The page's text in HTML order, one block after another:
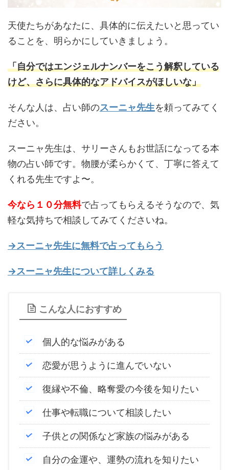
天使たちがあなたに、具体的に伝えたいと思ってい
ることを、明らかにしていきましょう。
「自分ではエンジェルナンバーをこう解釈している
けど、さらに具体的なアドバイスがほしいな」
そんな人は、占い師のスーニャ先生を頼ってみてく
ださい。
スーニャ先生は、サリーさんもお世話になってる本
物の占い師です。物腰が柔らかくて、丁寧に答えて
くれる先生ですよ〜。
今なら１０分無料で占ってもらえるそうなので、気
軽な気持ちで相談してみてくださいね。
→スーニャ先生に無料で占ってもらう
→スーニャ先生について詳しくみる
こんな人におすすめ
個人的な悩みがある
恋愛が思うように進んでいない
復縁や不倫、略奪愛の今後を知りたい
仕事や転職について相談したい
子供との関係など家族の悩みがある
自分の金運や、運勢の流れを知りたい